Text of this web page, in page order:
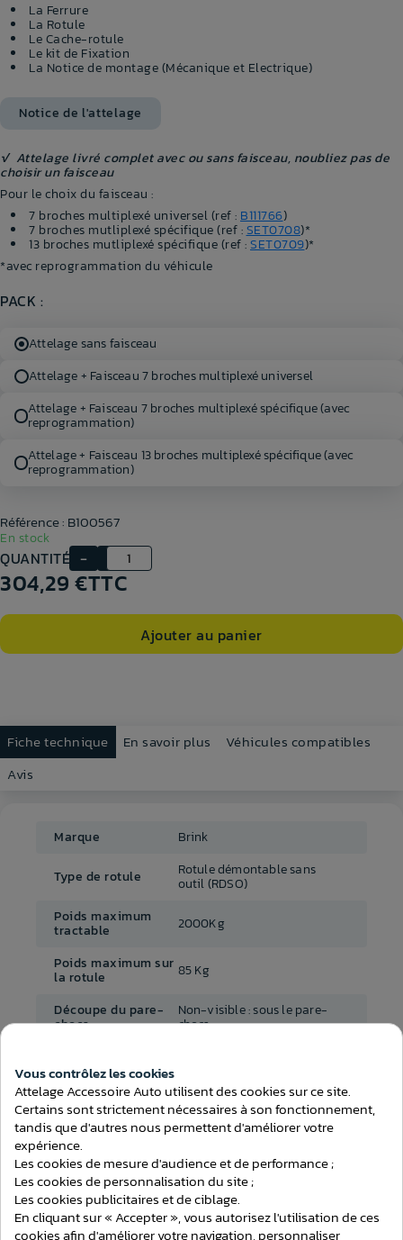
La Ferrure
La Rotule
Le Cache-rotule
Le kit de Fixation
La Notice de montage (Mécanique et Electrique)
Notice de l'attelage
√ Attelage livré complet avec ou sans faisceau, noubliez pas de
choisir un faisceau
Pour le choix du faisceau :
7 broches multiplexé universel (ref : B111766)
7 broches mutliplexé spécifique (ref :SET0708)*
13 broches mutliplexé spécifique (ref :SET0709)*
*avec reprogrammation du véhicule
PACK :
Attelage sans faisceau
Attelage + Faisceau 7 broches multiplexé universel
Attelage + Faisceau 7 broches multiplexé spécifique (avec
reprogrammation)
Attelage + Faisceau 13 broches multiplexé spécifique (avec
reprogrammation)
QUANTITÉ
En stock
Référence : B100567
304,29 €TTC
Ajouter au panier
Fiche technique En savoir plus
Véhicules compatibles
Avis
Marque Brink
Type de rotule Rotule démontable sans
outil (RDSO)
Poids maximum
tractable 2000Kg
Poids maximum sur
la rotule 85 Kg
Découpe du pare-
chocs
Non-visible : sous le pare-
chocs
pare-chocs
Temps de montage
(attelage) 2h00
Faisceau inclus
faisceau
Reprogrammation
du faisceau Oui
Vous contrôlez les cookies
Attelage Accessoire Auto utilisent des cookies sur ce site.
Certains sont strictement nécessaires à son fonctionnement,
tandis que d'autres nous permettent d'améliorer votre
expérience.
Les cookies de mesure d'audience et de performance ;
Les cookies de personnalisation du site ;
Les cookies publicitaires et de ciblage.
En cliquant sur « Accepter », vous autorisez l'utilisation de ces
cookies afin d'améliorer votre navigation, personnaliser